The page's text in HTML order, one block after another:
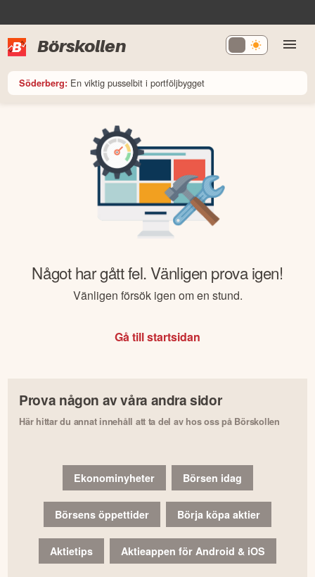
Börskollen
Söderberg: En viktig pusselbit i portföljbygget
Något har gått fel. Vänligen prova igen!
Vänligen försök igen om en stund.
Gå till startsidan
Prova någon av våra andra sidor
Här hittar du annat innehåll att ta del av hos oss på Börskollen
Ekonominyheter Börsen idag
Börsens öppettider Börja köpa aktier
Aktietips Aktieappen för Android & iOS